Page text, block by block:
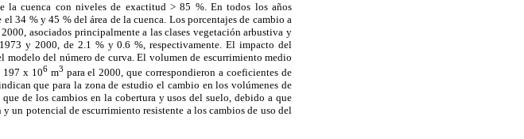
la cuenca con niveles de exactitud > 85 %. En todos los años
34 % y 45 % del área de la cuenca. Los porcentajes de cambio a
asociados principalmente a las clases vegetación arbustiva y
y 2000, de 2.1 % y 0.6 %, respectivamente. El impacto del
modelo del número de curva. El volumen de escurrimiento medio
197 x 106m3 para el 2000, que correspondieron a coeficientes de
que para la zona de estudio el cambio en los volúmenes de
de los cambios en la cobertura y usos del suelo, debido a que
un potencial de escurrimiento resistente a los cambios de uso del